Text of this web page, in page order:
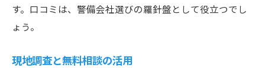
す。口コミは、警備会社選びの羅針盤として役立つでし
ょう。
現地調査と無料相談の活用